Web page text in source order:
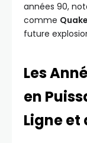
années 90,
comme Quake
future
Les
en
Ligne